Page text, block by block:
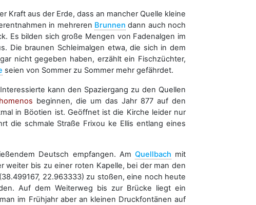
Kraft aus der Erde, dass an mancher Quelle kleine
in mehreren Brunnen dann auch noch
Es bilden sich große Mengen von Fadenalgen im
Die braunen Schleimalgen etwa, die sich in dem
nicht gegeben haben, erzählt ein Fischzüchter,
seien von Sommer zu Sommer mehr gefährdet.
kann den Spaziergang zu den Quellen
beginnen, die um das Jahr 877 auf den
in Böotien ist. Geöffnet ist die Kirche leider nur
die schmale Straße Frixou ke Ellis entlang eines
Deutsch empfangen. Am Quellbach mit
weiter bis zu einer roten Kapelle, bei der man den
22.963333) zu stoßen, eine noch heute
Auf dem Weiterweg bis zur Brücke liegt ein
im Frühjahr aber an kleinen Druckfontänen auf